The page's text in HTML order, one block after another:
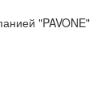
"PAVONE"